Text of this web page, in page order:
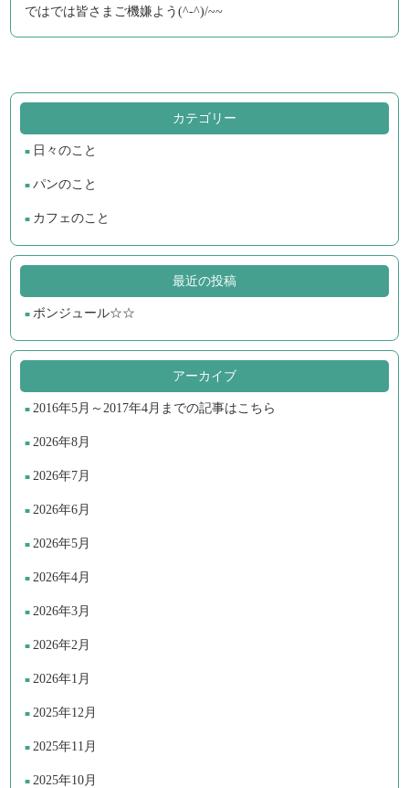
ではでは皆さまご機嫌よう(^-^)/~~
カテゴリー
日々のこと
パンのこと
カフェのこと
最近の投稿
ボンジュール☆☆
アーカイブ
2016年5月～2017年4月までの記事はこちら
2026年8月
2026年7月
2026年6月
2026年5月
2026年4月
2026年3月
2026年2月
2026年1月
2025年12月
2025年11月
2025年10月